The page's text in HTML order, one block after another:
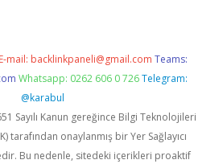
E-mail: backlinkpaneli@gmail.com Teams:
Whatsapp: 0262 606 0 726 Telegram:
@karabul
Sayılı Kanun gereğince Bilgi Teknolojileri
tarafından onaylanmış bir Yer Sağlayıcı
Bu nedenle, sitedeki içerikleri proaktif